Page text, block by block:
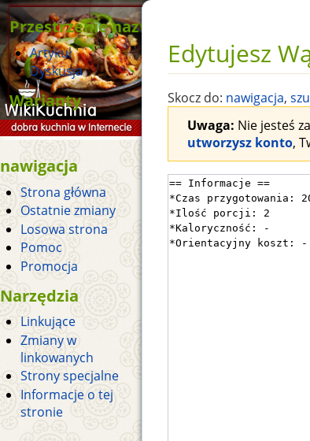
Edytujesz
Skocz do: nawigacja,
Uwaga: Nie jesteś
utworzysz konto,
Przestrzenie nazw
Artykuł
Dyskusja
Warianty
nawigacja
Strona główna
Ostatnie zmiany
Losowa strona
Pomoc
Promocja
Narzędzia
Linkujące
Zmiany w
linkowanych
Strony specjalne
Informacje o tej
stronie